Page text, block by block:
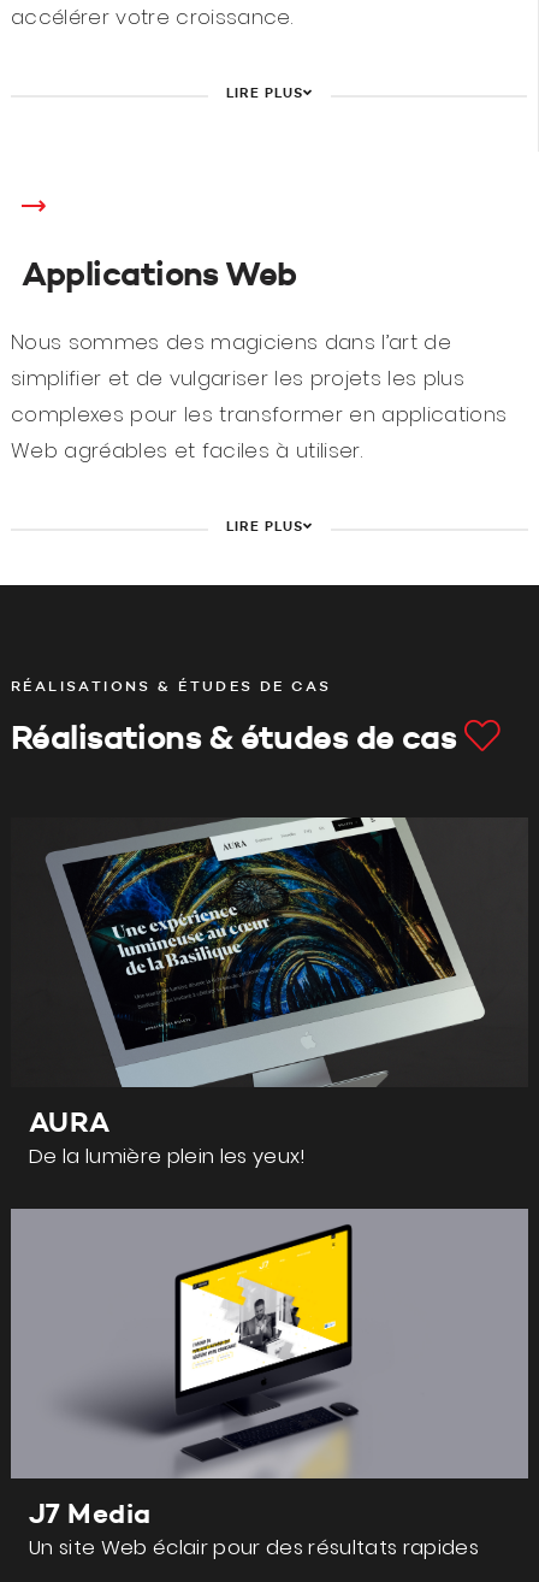
accélérer votre croissance.
LIRE PLUS
Applications Web
Nous sommes des magiciens dans l’art de
simplifier et de vulgariser les projets les plus
complexes pour les transformer en applications
Web agréables et faciles à utiliser.
LIRE PLUS
RÉALISATIONS & ÉTUDES DE CAS
Réalisations & études de cas
AURA
De la lumière plein les yeux!
J7 Media
Un site Web éclair pour des résultats rapides